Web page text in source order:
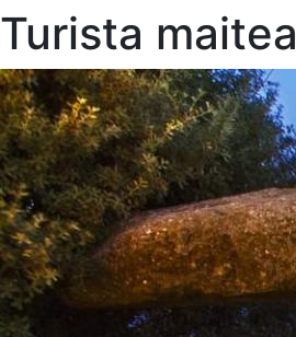
Turista maitea